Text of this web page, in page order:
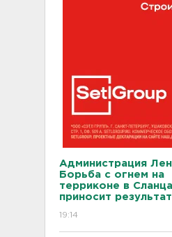
Администрация
Борьба с огнем на
терриконе в
приносит
19:14